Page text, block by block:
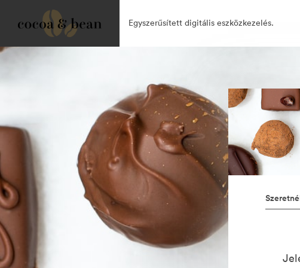
Egyszerűsített digitális eszközkezelés.